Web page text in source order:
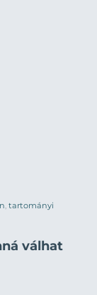
tartományi
válhat